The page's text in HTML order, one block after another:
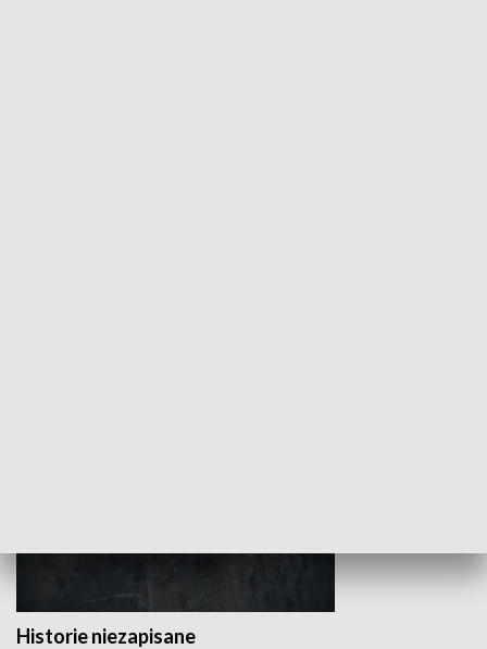
Historie niezapisane